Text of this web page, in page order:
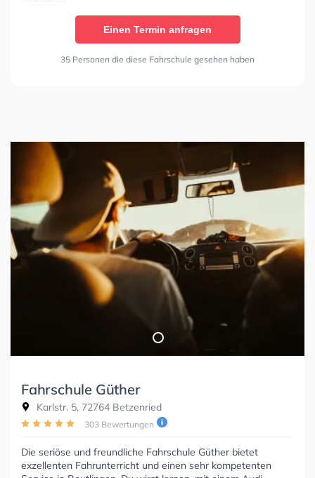
Einen Termin anfragen
35 Personen die diese Fahrschule gesehen haben
Fahrschule Güther
Karlstr. 5, 72764 Betzenried
303 Bewertungen
Die seriöse und freundliche Fahrschule Güther bietet
exzellenten Fahrunterricht und einen sehr kompetenten